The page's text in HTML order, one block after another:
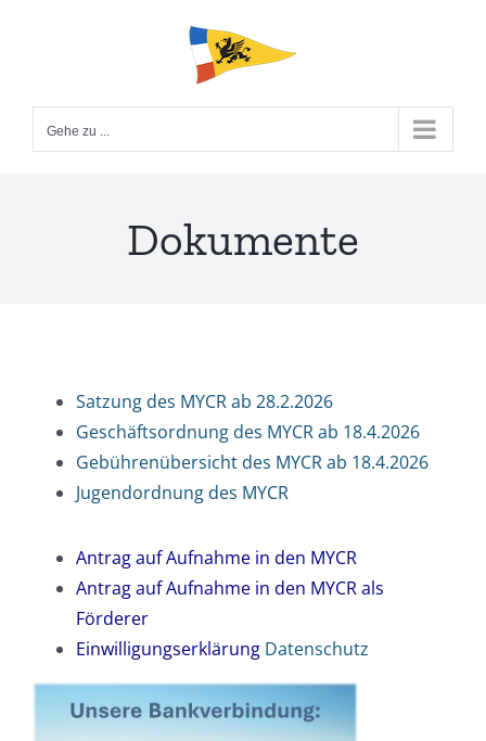
Gehe zu ...
Dokumente
Satzung des MYCR ab 28.2.2026
Geschäftsordnung des MYCR ab 18.4.2026
Gebührenübersicht des MYCR ab 18.4.2026
Jugendordnung des MYCR
Antrag auf Aufnahme in den MYCR
Antrag auf Aufnahme in den MYCR als
Förderer
Einwilligungserklärung Datenschutz